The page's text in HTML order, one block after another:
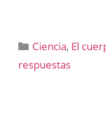
Categorías
Ciencia, El
respuestas